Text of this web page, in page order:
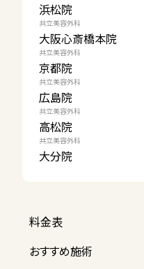
浜松院
共立美容外科
大阪心斎橋本院
共立美容外科
京都院
共立美容外科
広島院
共立美容外科
高松院
共立美容外科
大分院
料金表
おすすめ施術